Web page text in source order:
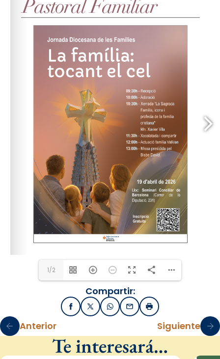
pastoral.familiar@arqbcn.cat
pastoral.familiar@arqbcn.cat
1/2
Compartir:
FacebookX / TwitterWhatsApp
EmailImprimir
Anterior Siguiente
Te interesará…